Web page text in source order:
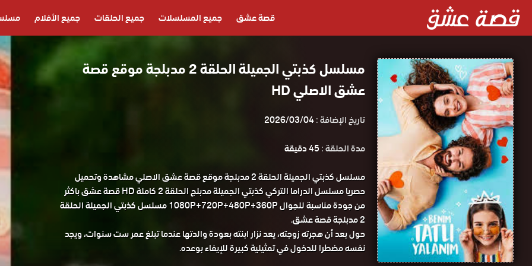
قصة عشق جميع المسلسلات جميع الحلقات جميع الأفلام
مسلسل كذبتي الجميلة الحلقة 2 مدبلجة موقع قصة
عشق الاصلي HD
تاريخ الإضافة :2026/03/04
مدة الحلقة :45 دقيقة
مسلسل كذبتي الجميلة الحلقة 2 مدبلجة موقع قصة عشق الاصلي مشاهدة وتحميل
حصريا مسلسل الدراما التركي كذبتي الجميلة مدبلج الحلقة 2 كاملة HD قصة عشق باكثر
من جودة مناسبة للجوال 1080P+720P+480P+360P مسلسل كذبتي الجميلة الحلقة
2 مدبلجة قصة عشق.
حول بعد أن هجرته زوجته، يعد نزار ابنته بعودة والدتها عندما تبلغ عمر ست سنوات، ويجد
نفسه مضطرا للدخول في تمثيلية كبيرة للإيفاء بوعده.